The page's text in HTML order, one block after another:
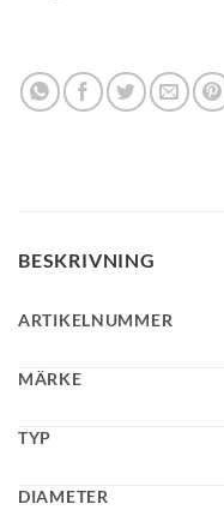
BESKRIVNING
ARTIKELNUMMER
MÄRKE
TYP
DIAMETER